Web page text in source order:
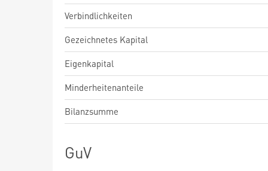
Verbindlichkeiten
Gezeichnetes Kapital
Eigenkapital
Minderheitenanteile
Bilanzsumme
GuV